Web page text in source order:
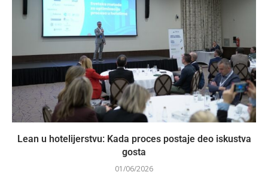
Lean u hotelijerstvu: Kada proces postaje deo iskustva
gosta
01/06/2026